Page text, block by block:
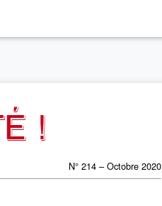
!
N° 214 – Octobre 2020